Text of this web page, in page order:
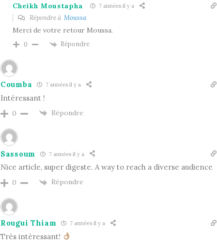
Cheikh Moustapha 7 années il y a
Répondre à Moussa
Merci de votre retour Moussa.
0 Répondre
Coumba 7 années il y a
Intéressant !
0 Répondre
Sassoum 7 années il y a
Nice article, super digeste. A way to reach a diverse audience
0 Répondre
Rougui Thiam 7 années il y a
Très intéressant!